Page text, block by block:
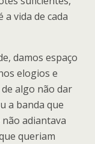
vida de cada
damos espaço
elogios e
algo não dar
a banda que
adiantava
queriam